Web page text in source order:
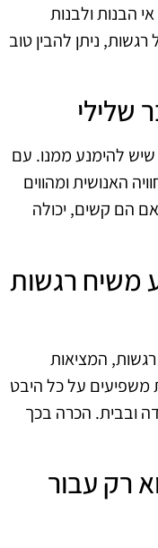
הבנות ולבנות
ניתן להבין טוב
להימנע ממנו. עם
האנושית ומהווים
הם קשים, יכולה
משיח רגשות
המציאות
משפיעים על כל היבט
ובבית. הכרה בכך
הוא רק עבור